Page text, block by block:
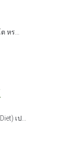
หร...
เป...